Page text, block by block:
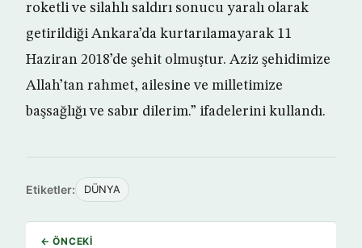
roketli ve silahlı saldırı sonucu yaralı olarak
getirildiği Ankara’da kurtarılamayarak 11
Haziran 2018’de şehit olmuştur. Aziz şehidimize
Allah’tan rahmet, ailesine ve milletimize
başsağlığı ve sabır dilerim.” ifadelerini kullandı.
Etiketler: DÜNYA
← ÖNCEKI